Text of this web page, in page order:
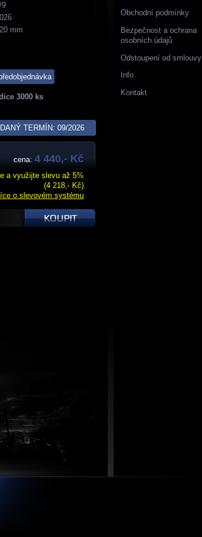
9
mm
3000 ks
TERMÍN: 09/2026
cena: 4 440,- Kč
a využijte slevu až 5%
(4 218,- Kč)
o slevovém systému
Obchodní podmínky
Bezpečnost a ochrana
osobních údajů
Odstoupení od smlouvy
Info
Kontakt